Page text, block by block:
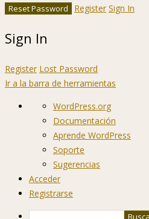
Register Sign In
Sign In
Register Lost Password
Ir a la barra de herramientas
Acerca
WordPress
WordPress.org
Documentación
Aprende WordPress
Soporte
Sugerencias
Acceder
Registrarse